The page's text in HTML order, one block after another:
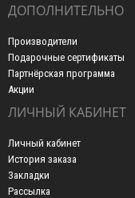
ДОПОЛНИТЕЛЬНО
Производители
Подарочные сертификаты
Партнёрская программа
Акции
ЛИЧНЫЙ КАБИНЕТ
Личный кабинет
История заказа
Закладки
Рассылка